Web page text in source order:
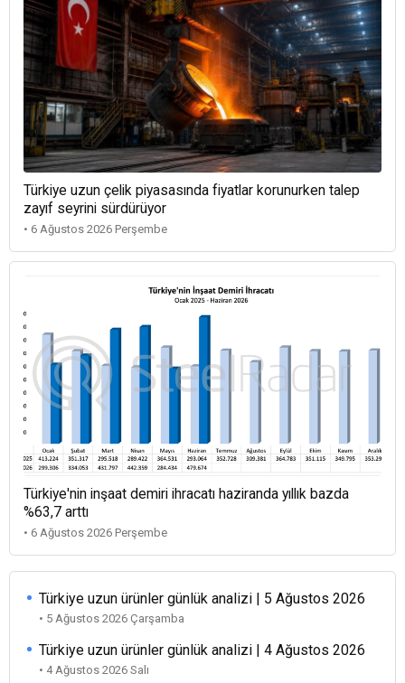
Türkiye uzun çelik piyasasında fiyatlar korunurken talep
zayıf seyrini sürdürüyor
• 6 Ağustos 2026 Perşembe
Türkiye'nin inşaat demiri ihracatı haziranda yıllık bazda
%63,7 arttı
• 6 Ağustos 2026 Perşembe
Türkiye uzun ürünler günlük analizi | 5 Ağustos 2026
• 5 Ağustos 2026 Çarşamba
Türkiye uzun ürünler günlük analizi | 4 Ağustos 2026
• 4 Ağustos 2026 Salı